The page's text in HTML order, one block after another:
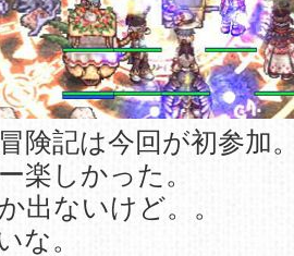
険記は今回が初参加
楽しかった。
出ないけど。。
な。